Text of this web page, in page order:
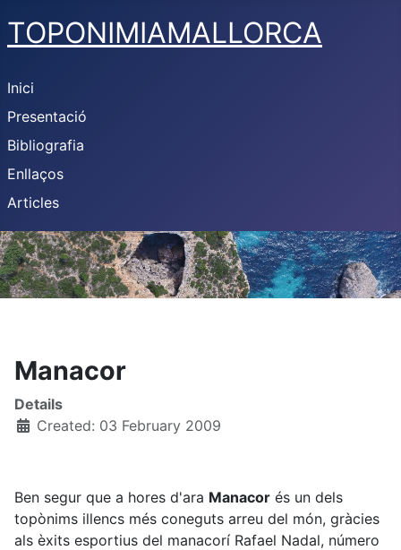
TOPONIMIAMALLORCA
Inici
Presentació
Bibliografia
Enllaços
Articles
Manacor
Details
Created: 03 February 2009
Ben segur que a hores d'ara Manacor és un dels
topònims illencs més coneguts arreu del món, gràcies
als èxits esportius del manacorí Rafael Nadal, número